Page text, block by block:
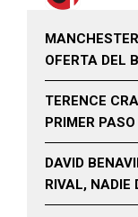
OFERTA DEL
TERENCE
PRIMER
DAVID
RIVAL, NADIE